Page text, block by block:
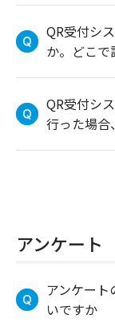
QR受付シ
か。どこ
QR受付シ
行った場合
アンケート
アンケート
いですか